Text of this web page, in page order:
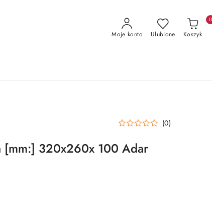
Moje konto Ulubione Koszyk
0
(0)
[mm:] 320x260x 100 Adar